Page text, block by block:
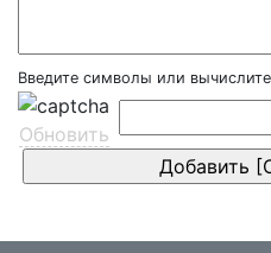
Введите символы или
Обновить